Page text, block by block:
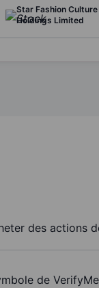
Star Fashion Culture
Holdings Limited
des actions
de